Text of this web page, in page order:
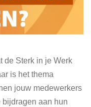
de Sterk in je Werk
is het thema
jouw medewerkers
aan hun